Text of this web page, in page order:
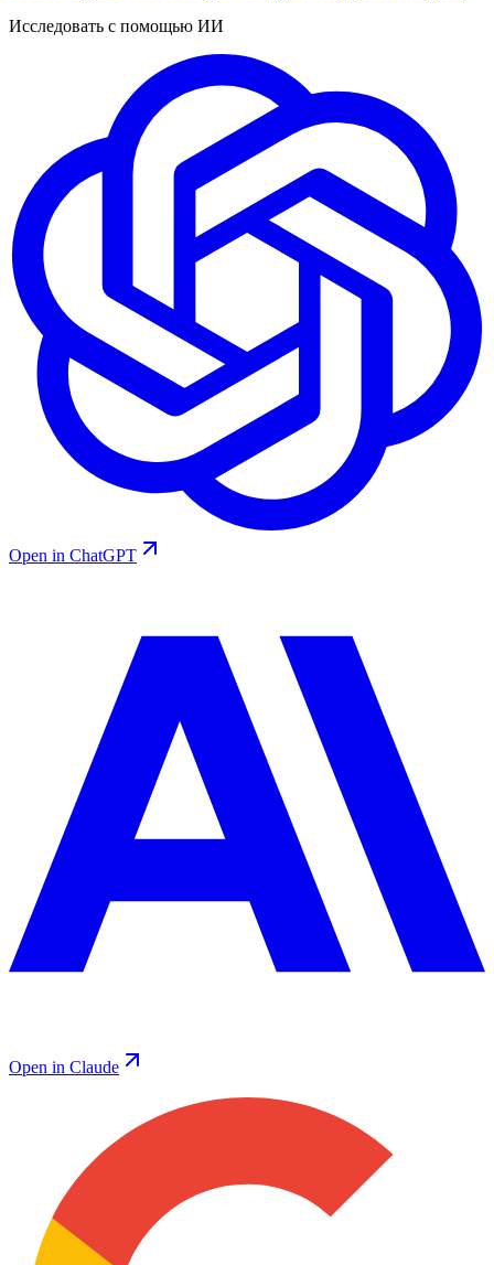
Исследовать с помощью ИИ
Open in ChatGPT
Open in Claude